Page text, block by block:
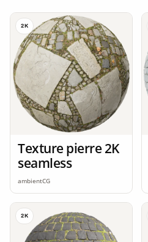
2K
Texture pierre 2K
seamless
ambientCG
2K